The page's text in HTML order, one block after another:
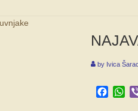
by Ivica Šarac